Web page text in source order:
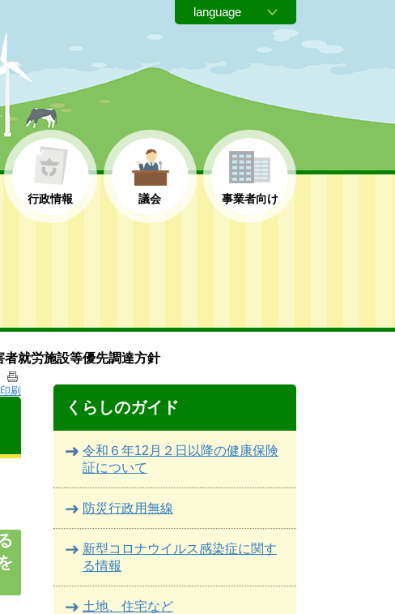
行政情報 議会 事業者向け
者就労施設等優先調達方針
くらしのガイド
令和６年12月２日以降の健康保険
証について
防災行政用無線
新型コロナウイルス感染症に関す
る情報
土地、住宅など
印刷